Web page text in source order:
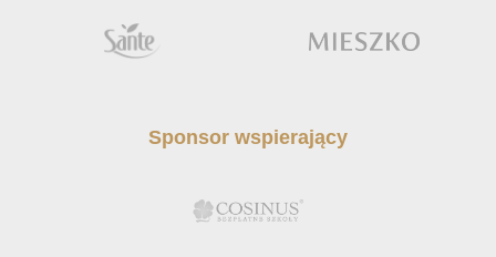
Sponsor wspierający